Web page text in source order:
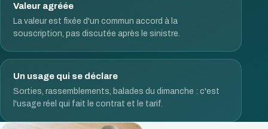
Valeur agréée
La valeur est fixée d'un commun accord à la
souscription, pas discutée après le sinistre.
Un usage qui se déclare
Sorties, rassemblements, balades du dimanche : c'est
l'usage réel qui fait le contrat et le tarif.